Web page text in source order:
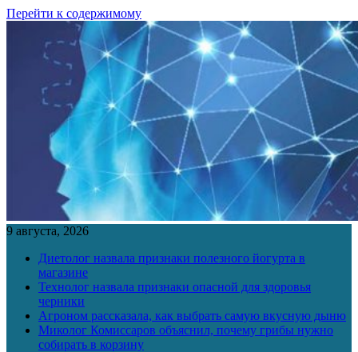
Перейти к содержимому
9 августа, 2026
Диетолог назвала признаки полезного йогурта в
магазине
Технолог назвала признаки опасной для здоровья
черники
Агроном рассказала, как выбрать самую вкусную дыню
Миколог Комиссаров объяснил, почему грибы нужно
собирать в корзину